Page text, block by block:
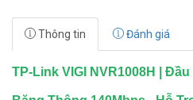
Thông tin Đánh giá
TP-Link VIGI NVR1008H |